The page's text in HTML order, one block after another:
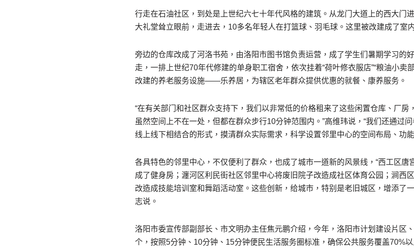
行走在石油社区，到处是上世纪六七十年代风格的建筑。从龙门大道上的西大门
大礼堂耸立眼前，走进去，10多名年轻人在打篮球、羽毛球。这里被改建成了室
旁边的仓库改成了河洛书苑，由洛阳市图书馆负责运营，成了学生们暑期学习的
走，一排上世纪70年代修建的单身职工宿舍，依次挂着“荷叶修衣服店”“粮油小卖
改建的养老服务设施——乐养居，为辖区老年群众提供优惠的就餐、康养服务。
“在有关部门和社区群众支持下，我们以非常低的价格租来了这些闲置仓库、厂房
虽然空间上不在一处，但都在群众步行10分钟范围内。”高维玮说，“我们还通过
线上线下相结合的形式，摸清群众实际需求，科学设置邻里中心的空间布局、功
各具特色的邻里中心，不仅便利了群众，也成了城市一道新的风景线，“西工区唐
成了健身房；瀍河区利民街社区邻里中心将废旧院子改造成社区体育公园；涧西
改造成技能培训室和舞蹈活动室。这些创新，给城市，特别是老旧城区，增添了
志说。
洛阳市委宣传部副部长、市文明办主任焦元鹏介绍，今年，洛阳市计划建设片区
个，按照5分钟、10分钟、15分钟便民生活服务圈标准，确保公共服务覆盖70%以